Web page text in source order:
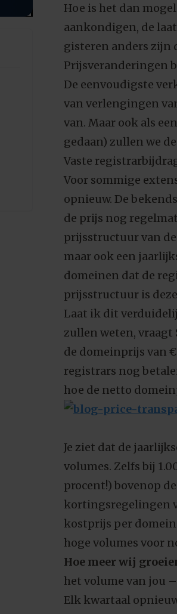
Hoe is het dan
aankondigen, de
gisteren anders zijn
Prijsveranderingen
De eenvoudigste
van verlengingen
van. Maar ook als
gedaan) zullen we
Vaste
Voor sommige
opnieuw. De
de prijs nog
prijsstructuur van
maar ook een
domeinen dat de
prijsstructuur is
Laat ik dit
zullen weten, vraagt
de domeinprijs van
registrars nog
hoe de netto
Je ziet dat de
volumes. Zelfs bij
procent!) bovenop
kortingsregelingen
kostprijs per
hoge volumes voor
Hoe meer wij
het volume van jou
Elk kwartaal